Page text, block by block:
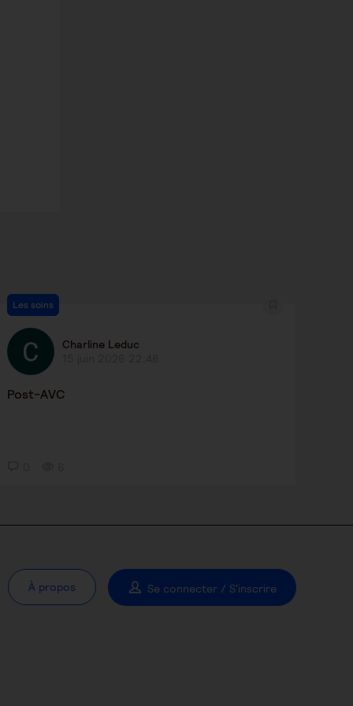
Les soins
Charline Leduc
Post-AVC
À propos Se connecter / S'inscrire